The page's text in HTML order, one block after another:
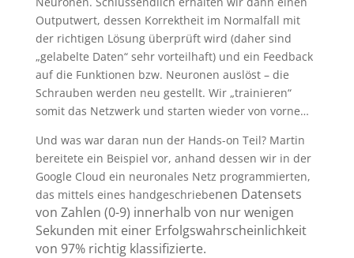
Outputwert, dessen Korrektheit im Normalfall mit
der richtigen Lösung überprüft wird (daher sind
„gelabelte Daten“ sehr vorteilhaft) und ein Feedback
auf die Funktionen bzw. Neuronen auslöst – die
Schrauben werden neu gestellt. Wir „trainieren“
somit das Netzwerk und starten wieder von vorne…
Und was war daran nun der Hands-on Teil? Martin
bereitete ein Beispiel vor, anhand dessen wir in der
Google Cloud ein neuronales Netz programmierten,
das mittels eines handgeschriebenen Datensets
von Zahlen (0-9) innerhalb von nur wenigen
Sekunden mit einer Erfolgswahrscheinlichkeit
von 97% richtig klassifizierte.